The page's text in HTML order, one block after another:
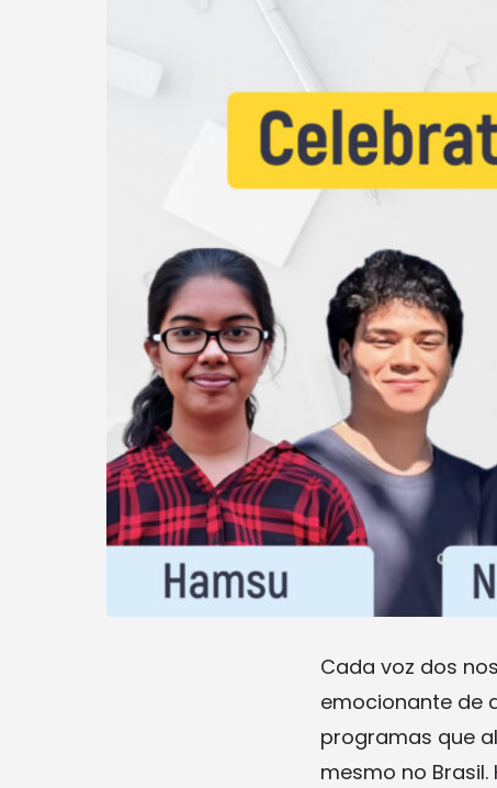
Cada voz dos
emocionante de
programas que
mesmo no